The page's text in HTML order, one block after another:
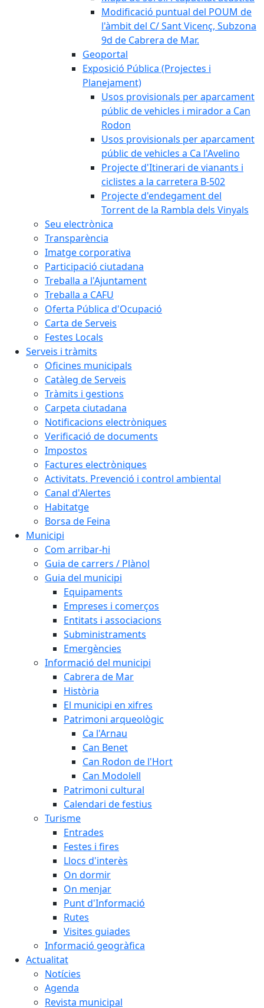
Modificació puntual del POUM de
l'àmbit del C/ Sant Vicenç, Subzona
9d de Cabrera de Mar.
Geoportal
Exposició Pública (Projectes i
Planejament)
Usos provisionals per aparcament
públic de vehicles i mirador a Can
Rodon
Usos provisionals per aparcament
públic de vehicles a Ca l'Avelino
Projecte d'Itinerari de vianants i
ciclistes a la carretera B-502
Projecte d'endegament del
Torrent de la Rambla dels Vinyals
Seu electrònica
Transparència
Imatge corporativa
Participació ciutadana
Treballa a l'Ajuntament
Treballa a CAFU
Oferta Pública d'Ocupació
Carta de Serveis
Festes Locals
Serveis i tràmits
Oficines municipals
Catàleg de Serveis
Tràmits i gestions
Carpeta ciutadana
Notificacions electròniques
Verificació de documents
Impostos
Factures electròniques
Activitats. Prevenció i control ambiental
Canal d'Alertes
Habitatge
Borsa de Feina
Municipi
Com arribar-hi
Guia de carrers / Plànol
Guia del municipi
Equipaments
Empreses i comerços
Entitats i associacions
Subministraments
Emergències
Informació del municipi
Cabrera de Mar
Història
El municipi en xifres
Patrimoni arqueològic
Ca l'Arnau
Can Benet
Can Rodon de l'Hort
Can Modolell
Patrimoni cultural
Calendari de festius
Turisme
Entrades
Festes i fires
Llocs d'interès
On dormir
On menjar
Punt d'Informació
Rutes
Visites guiades
Informació geogràfica
Actualitat
Notícies
Agenda
Revista municipal